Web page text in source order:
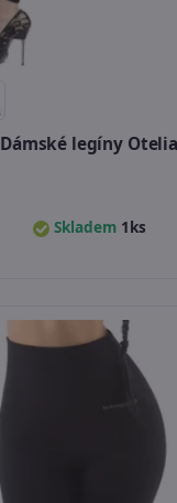
Dámské legíny Otelia
Skladem 1ks